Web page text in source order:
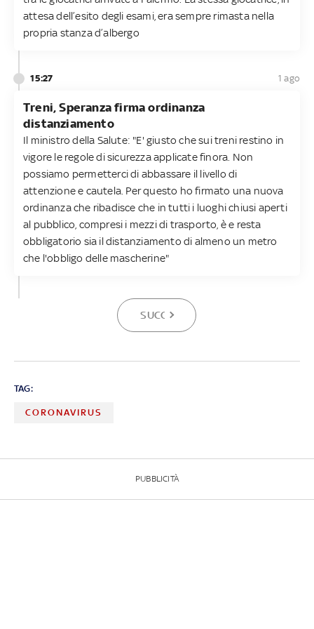
attesa dell’esito degli esami, era sempre rimasta nella
propria stanza d’albergo
15:27 1 ago
Treni, Speranza firma ordinanza
distanziamento
Il ministro della Salute: "E' giusto che sui treni restino in
vigore le regole di sicurezza applicate finora. Non
possiamo permetterci di abbassare il livello di
attenzione e cautela. Per questo ho firmato una nuova
ordinanza che ribadisce che in tutti i luoghi chiusi aperti
al pubblico, compresi i mezzi di trasporto, è e resta
obbligatorio sia il distanziamento di almeno un metro
che l'obbligo delle mascherine"
SUCCESSIVA
TAG:
CORONAVIRUS
PUBBLICITÀ